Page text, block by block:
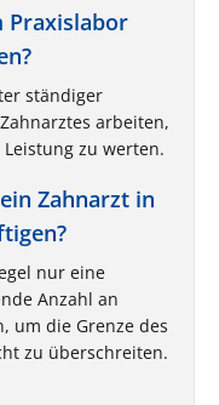
Praxislabor
ständiger
arbeiten,
zu werten.
Zahnarzt in
nur eine
Anzahl an
um die Grenze des
zu überschreiten.